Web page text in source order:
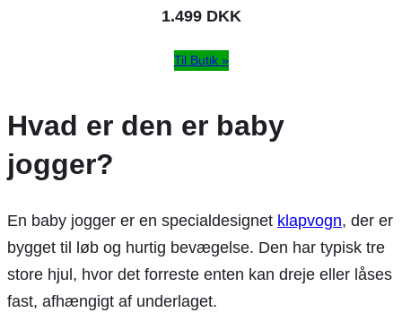
1.499 DKK
Til Butik »
Hvad er den er baby
jogger?
En baby jogger er en specialdesignet klapvogn, der er
bygget til løb og hurtig bevægelse. Den har typisk tre
store hjul, hvor det forreste enten kan dreje eller låses
fast, afhængigt af underlaget.